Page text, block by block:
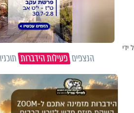
הנצפיםפעילות הידברות